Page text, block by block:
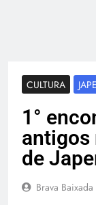
CULTURA
1°
antigos
de
Brava Baixada